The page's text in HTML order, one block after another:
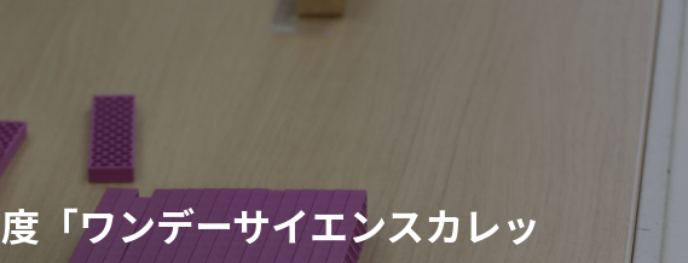
「ワンデーサイエンスカレッ